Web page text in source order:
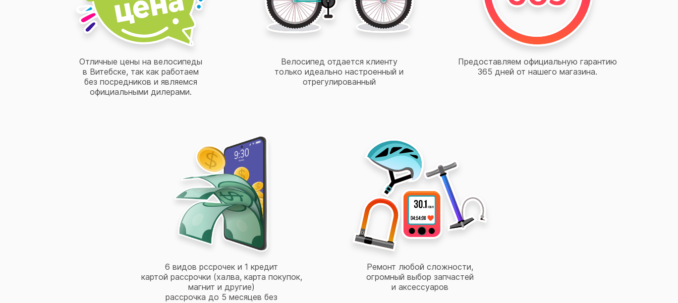
Отличные цены на велосипеды
в Витебске, так как работаем
без посредников и являемся
официальными дилерами.
Велосипед отдается клиенту
только идеально настроенный и
отрегулированный
Предоставляем официальную гарантию
365 дней от нашего магазина.
6 видов рссрочек и 1 кредит
картой рассрочки (халва, карта покупок,
магнит и другие)
рассрочка до 5 месяцев без
Ремонт любой сложности,
огромный выбор запчастей
и аксессуаров